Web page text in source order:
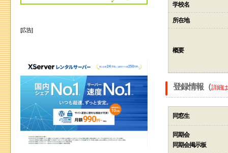
学校名
所在地
概要
登録情報（詳細
同窓生
同期会
同期会掲示板
[広告]